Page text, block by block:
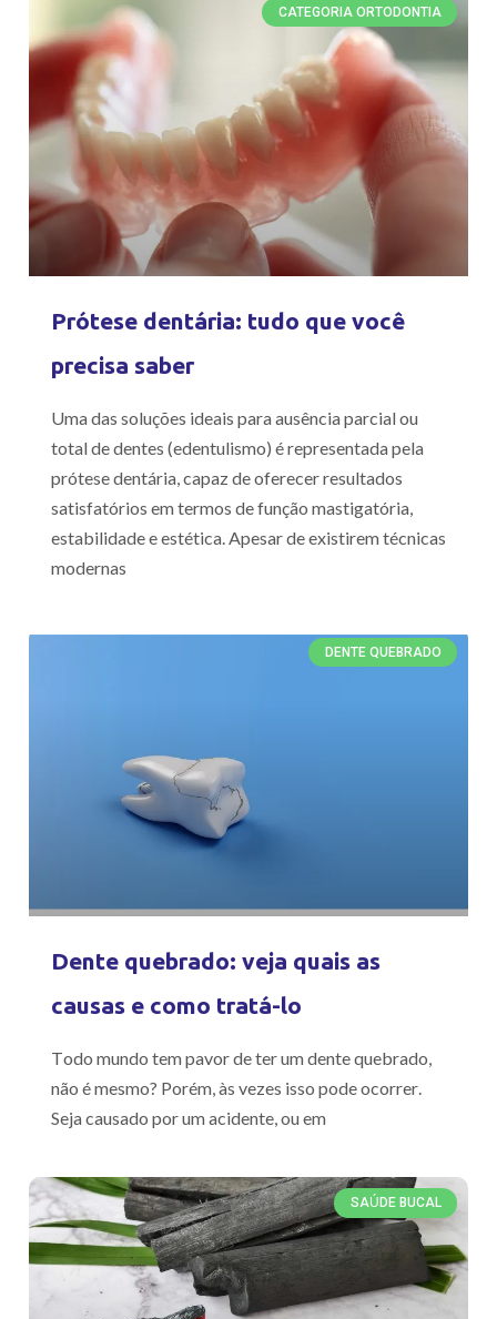
CATEGORIA ORTODONTIA
Prótese dentária: tudo que você
precisa saber
Uma das soluções ideais para ausência parcial ou
total de dentes (edentulismo) é representada pela
prótese dentária, capaz de oferecer resultados
satisfatórios em termos de função mastigatória,
estabilidade e estética. Apesar de existirem técnicas
modernas
DENTE QUEBRADO
Dente quebrado: veja quais as
causas e como tratá-lo
Todo mundo tem pavor de ter um dente quebrado,
não é mesmo? Porém, às vezes isso pode ocorrer.
Seja causado por um acidente, ou em
SAÚDE BUCAL